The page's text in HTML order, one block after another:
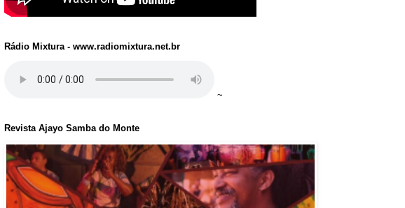
Rádio Mixtura - www.radiomixtura.net.br
~
Revista Ajayo Samba do Monte